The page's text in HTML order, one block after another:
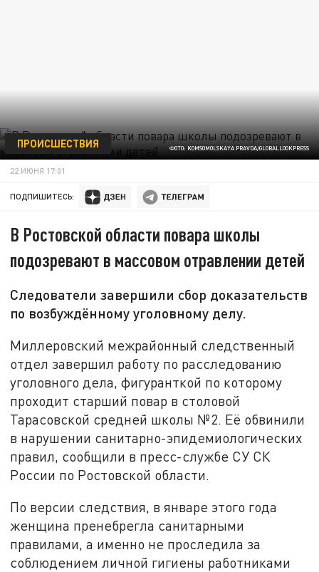
ФОТО: KOMSOMOLSKAYA PRAVDA/GLOBALLOOKPRESS
ПРОИСШЕСТВИЯ
22 ИЮНЯ 17:01
ПОДПИШИТЕСЬ:
В Ростовской области повара школы
подозревают в массовом отравлении детей
Следователи завершили сбор доказательств
по возбуждённому уголовному делу.
Миллеровский межрайонный следственный
отдел завершил работу по расследованию
уголовного дела, фигуранткой по которому
проходит старший повар в столовой
Тарасовской средней школы №2. Её обвинили
в нарушении санитарно-эпидемиологических
правил, сообщили в пресс-службе СУ СК
России по Ростовской области.
По версии следствия, в январе этого года
женщина пренебрегла санитарными
правилами, а именно не проследила за
соблюдением личной гигиены работниками